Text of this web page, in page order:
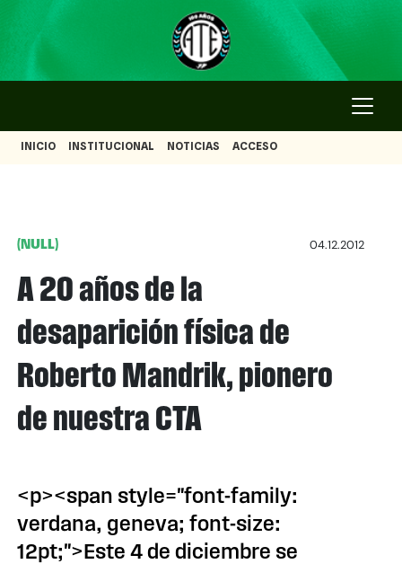
INICIO INSTITUCIONAL NOTICIAS ACCESO
(NULL) 04.12.2012
A 20 años de la
desaparición física de
Roberto Mandrik, pionero
de nuestra CTA
<p><span style="font-family:
verdana, geneva; font-size:
12pt;">Este 4 de diciembre se